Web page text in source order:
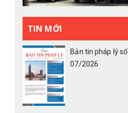
TIN MỚI
Bản tin pháp lý số
07/2026